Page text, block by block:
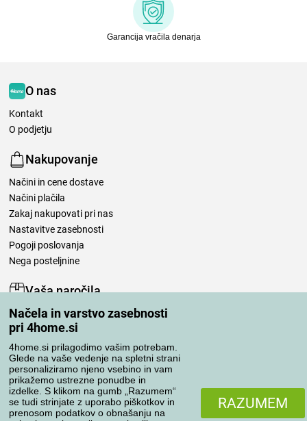
Načela in varstvo zasebnosti
pri 4home.si
4home.si prilagodimo vašim potrebam.
Glede na vaše vedenje na spletni strani
personaliziramo njeno vsebino in vam
prikažemo ustrezne ponudbe in
izdelke. S klikom na gumb „Razumem“
se tudi strinjate z uporabo piškotkov in
prenosom podatkov o obnašanju na
RAZUMEM
Garancija vračila denarja
O nas
Kontakt
O podjetju
Nakupovanje
Načini in cene dostave
Načini plačila
Zakaj nakupovati pri nas
Nastavitve zasebnosti
Pogoji poslovanja
Nega posteljnine
Vaša naročila
Moj račun
Pregled naročil
Reklamacija
Odstop od kupoprodajne pogodbe
Pravila obdelave ocen
Načini prevoza